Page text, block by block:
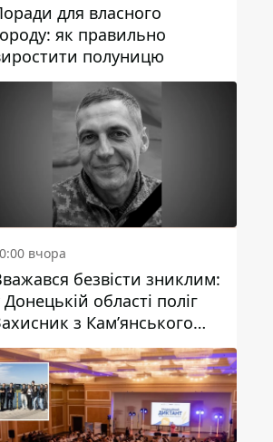
для власного
як правильно
полуницю
вчора
безвісти зниклим:
Донецькій області поліг
з Кам’янського
Красовський